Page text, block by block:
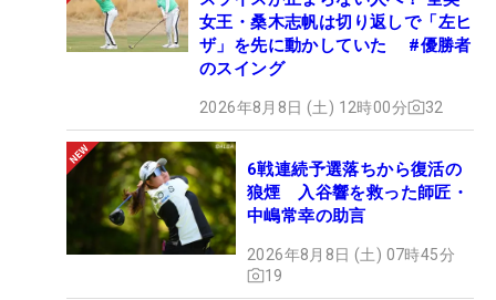
女王・桑木志帆は切り返しで「左ヒ
ザ」を先に動かしていた #優勝者
のスイング
2026年8月8日 (土) 12時00分 32
6戦連続予選落ちから復活の
狼煙 入谷響を救った師匠・
中嶋常幸の助言
2026年8月8日 (土) 07時45分
19